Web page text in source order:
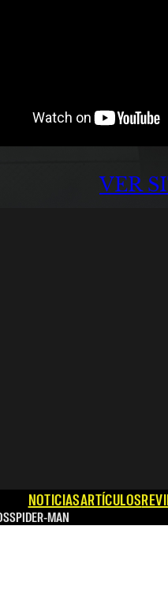
VER
NOTICIASARTÍCULOS
SPIDER-MAN